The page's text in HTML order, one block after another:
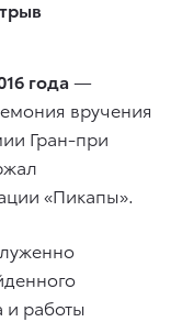
года —
вручения
Гран-при
«Пикапы».
и работы